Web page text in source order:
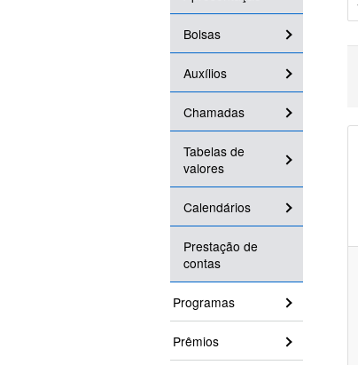
Bolsas
Auxílios
Chamadas
Tabelas de
valores
Calendários
Prestação de
contas
Programas
Prêmios